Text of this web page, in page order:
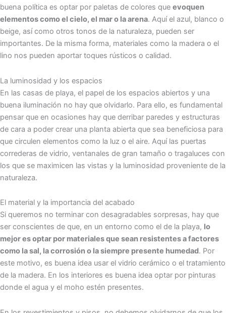
buena política es optar por paletas de colores que evoquen
elementos como el cielo, el mar o la arena. Aquí el azul, blanco o
beige, así como otros tonos de la naturaleza, pueden ser
importantes. De la misma forma, materiales como la madera o el
lino nos pueden aportar toques rústicos o calidad.
La luminosidad y los espacios
En las casas de playa, el papel de los espacios abiertos y una
buena iluminación no hay que olvidarlo. Para ello, es fundamental
pensar que en ocasiones hay que derribar paredes y estructuras
de cara a poder crear una planta abierta que sea beneficiosa para
que circulen elementos como la luz o el aire. Aquí las puertas
correderas de vidrio, ventanales de gran tamaño o tragaluces con
los que se maximicen las vistas y la luminosidad proveniente de la
naturaleza.
El material y la importancia del acabado
Si queremos no terminar con desagradables sorpresas, hay que
ser conscientes de que, en un entorno como el de la playa, lo
mejor es optar por materiales que sean resistentes a factores
como la sal, la corrosión o la siempre presente humedad. Por
este motivo, es buena idea usar el vidrio cerámico o el tratamiento
de la madera. En los interiores es buena idea optar por pinturas
donde el agua y el moho estén presentes.